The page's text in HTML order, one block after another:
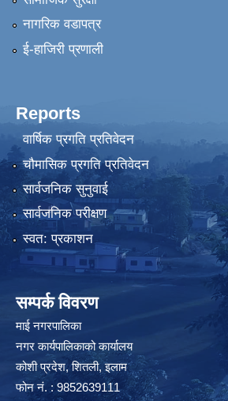
नागरिक वडापत्र
ई-हाजिरी प्रणाली
Reports
वार्षिक प्रगति प्रतिवेदन
चौमासिक प्रगति प्रतिवेदन
सार्वजनिक सुनुवाई
सार्वजनिक परीक्षण
स्वत: प्रकाशन
सम्पर्क विवरण
माई नगरपालिका
नगर कार्यपालिकाको कार्यालय
कोशी प्रदेश, शितली, इलाम
फोन नं. : 9852639111